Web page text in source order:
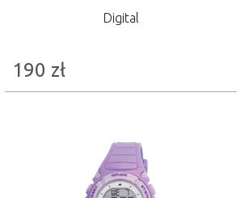
Digital
190 zł